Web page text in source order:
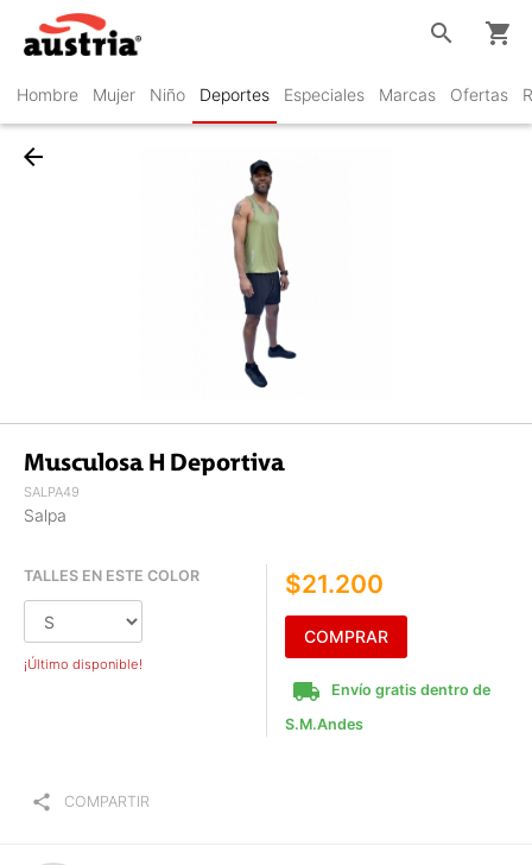
Hombre Mujer Niño Deportes Especiales Marcas Ofertas
search shopping_cart
arrow_back
Musculosa H Deportiva
SALPA49
Salpa
TALLES EN ESTE COLOR
¡Último disponible!
$21.200
COMPRAR
local_shipping
Envío gratis dentro de
S.M.Andes
share COMPARTIR